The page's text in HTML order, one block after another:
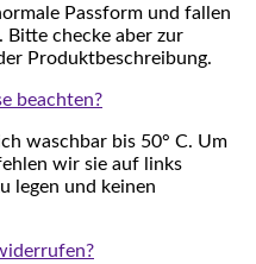
Passform und fallen
Bitte checke aber zur
Produktbeschreibung.
beachten?
waschbar bis 50° C. Um
wir sie auf links
legen und keinen